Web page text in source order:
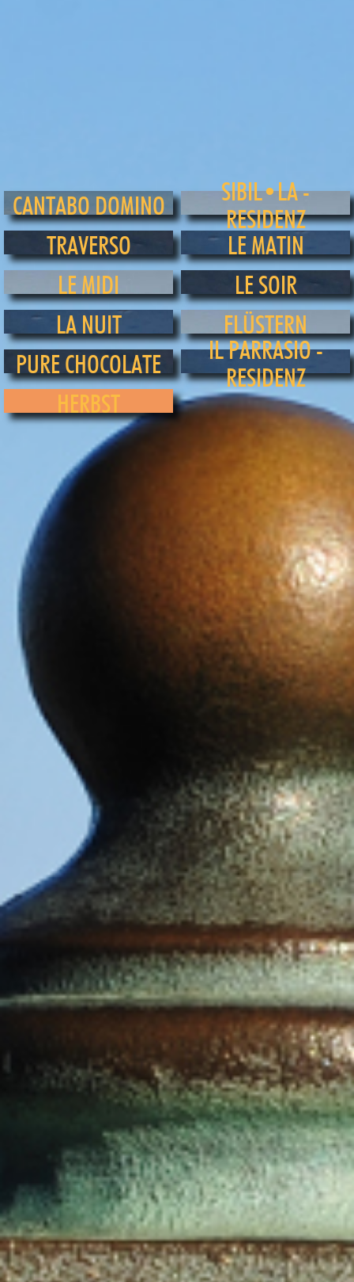
CANTABO DOMINO
SIBIL•LA -
RESIDENZ
TRAVERSO
LE MATIN
LE MIDI
LE SOIR
LA NUIT
FLÜSTERN
PURE CHOCOLATE
IL PARRASIO -
RESIDENZ
HERBST